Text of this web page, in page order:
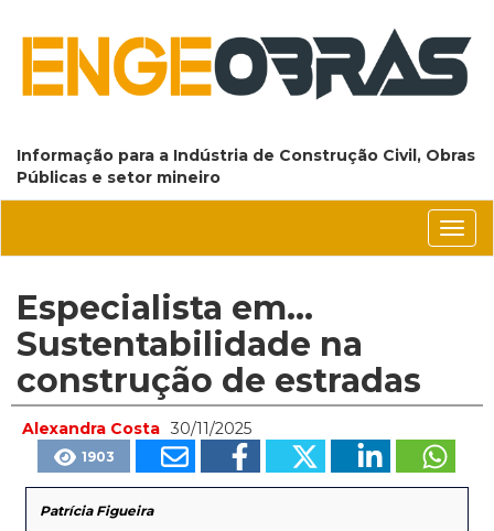
Informação para a Indústria de Construção Civil, Obras
Públicas e setor mineiro
Especialista em...
Sustentabilidade na
construção de estradas
Alexandra Costa 30/11/2025
1903
Patrícia Figueira